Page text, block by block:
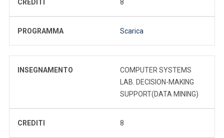
CREDITI 8
PROGRAMMA Scarica
INSEGNAMENTO
COMPUTER SYSTEMS
LAB. DECISION-MAKING
SUPPORT(DATA MINING)
CREDITI 8